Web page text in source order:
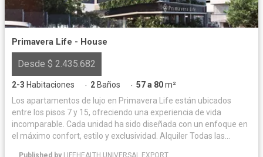
Primavera Life - House
Desde $ 2.435.682
2-3 Habitaciones · 2 Baños · 57 a 80m²
Los apartamentos de lujo en Primavera Life están ubicados
entre los pisos 7 y 15, ofreciendo una experiencia de vida
incomparable. Cada unidad ha sido diseñada con un enfoque en
el máximo confort, estilo y exclusividad. Alquiler Todas las